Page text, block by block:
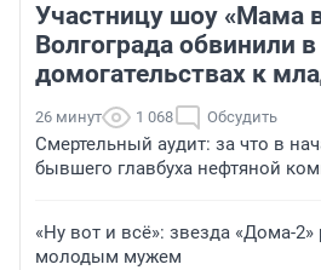
Участницу шоу «Мама
Волгограда обвинили в
домогательствах к
26 минут 1 068 Обсудить
Смертельный аудит: за что в
бывшего главбуха нефтяной
«Ну вот и всё»: звезда «Дома-2»
молодым мужем